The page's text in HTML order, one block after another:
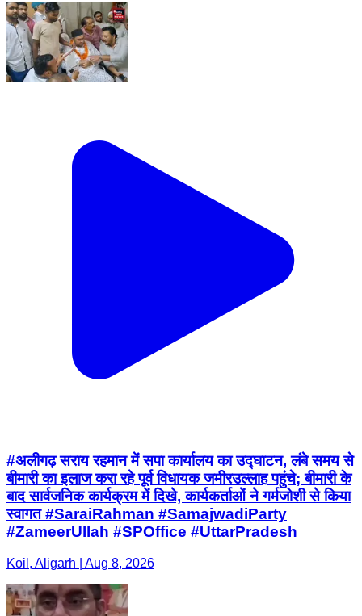
#अलीगढ़ सराय रहमान में सपा कार्यालय का उद्घाटन, लंबे समय से
बीमारी का इलाज करा रहे पूर्व विधायक जमीरउल्लाह पहुंचे; बीमारी के
बाद सार्वजनिक कार्यक्रम में दिखे, कार्यकर्ताओं ने गर्मजोशी से किया
स्वागत #SaraiRahman #SamajwadiParty
#ZameerUllah #SPOffice #UttarPradesh
Koil, Aligarh | Aug 8, 2026